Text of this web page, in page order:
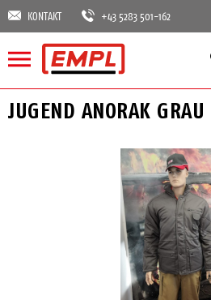
KONTAKT +43 5283 501-162
JUGEND ANORAK GRAU